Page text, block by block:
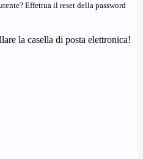
Effettua il reset della password
la casella di posta elettronica!